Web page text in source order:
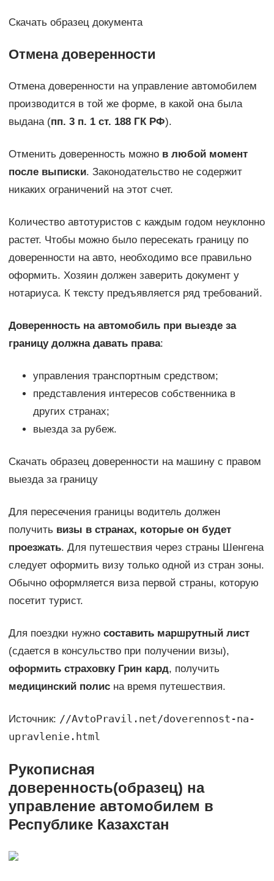
Скачать образец документа
Отмена доверенности
Отмена доверенности на управление автомобилем
производится в той же форме, в какой она была
выдана (пп. 3 п. 1 ст. 188 ГК РФ).
Отменить доверенность можно в любой момент
после выписки. Законодательство не содержит
никаких ограничений на этот счет.
Количество автотуристов с каждым годом неуклонно
растет. Чтобы можно было пересекать границу по
доверенности на авто, необходимо все правильно
оформить. Хозяин должен заверить документ у
нотариуса. К тексту предъявляется ряд требований.
Доверенность на автомобиль при выезде за
границу должна давать права:
управления транспортным средством;
представления интересов собственника в
других странах;
выезда за рубеж.
Скачать образец доверенности на машину с правом
выезда за границу
Для пересечения границы водитель должен
получить визы в странах, которые он будет
проезжать. Для путешествия через страны Шенгена
следует оформить визу только одной из стран зоны.
Обычно оформляется виза первой страны, которую
посетит турист.
Для поездки нужно составить маршрутный лист
(сдается в консульство при получении визы),
оформить страховку Грин кард, получить
медицинский полисна время путешествия.
Источник: //AvtoPravil.net/doverennost-na-
upravlenie.html
Рукописная
доверенность(образец) на
управление автомобилем в
Республике Казахстан